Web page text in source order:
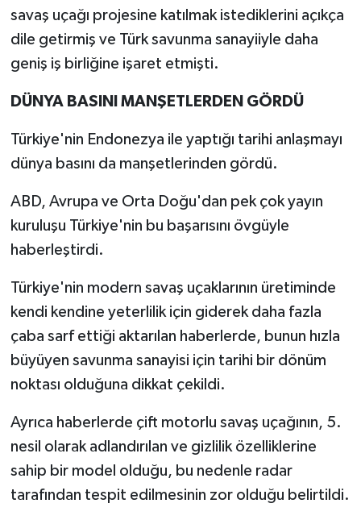
savaş uçağı projesine katılmak istediklerini açıkça
dile getirmiş ve Türk savunma sanayiiyle daha
geniş iş birliğine işaret etmişti.
DÜNYA BASINI MANŞETLERDEN GÖRDÜ
Türkiye'nin Endonezya ile yaptığı tarihi anlaşmayı
dünya basını da manşetlerinden gördü.
ABD, Avrupa ve Orta Doğu'dan pek çok yayın
kuruluşu Türkiye'nin bu başarısını övgüyle
haberleştirdi.
Türkiye'nin modern savaş uçaklarının üretiminde
kendi kendine yeterlilik için giderek daha fazla
çaba sarf ettiği aktarılan haberlerde, bunun hızla
büyüyen savunma sanayisi için tarihi bir dönüm
noktası olduğuna dikkat çekildi.
Ayrıca haberlerde çift motorlu savaş uçağının, 5.
nesil olarak adlandırılan ve gizlilik özelliklerine
sahip bir model olduğu, bu nedenle radar
tarafından tespit edilmesinin zor olduğu belirtildi.